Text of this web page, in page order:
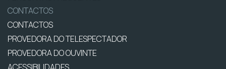
CONTACTOS
CONTACTOS
PROVEDORA DO TELESPECTADOR
PROVEDORA DO OUVINTE